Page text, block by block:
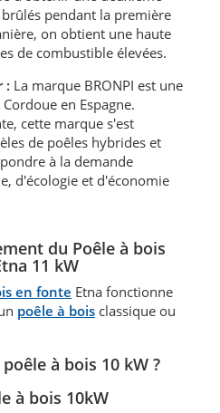
pendant la première
on obtient une haute
de combustible élevées.
: La marque BRONPI est une
en Espagne.
cette marque s'est
de poêles hybrides et
à la demande
d'écologie et d'économie
du Poêle à bois
11 kW
en fonte Etna fonctionne
poêle à bois classique ou
à bois 10 kW ?
à bois 10kW